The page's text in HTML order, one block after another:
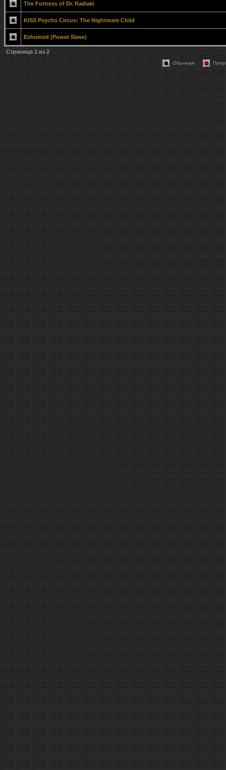
The Fortress of Dr. Radiaki
KISS Psycho Circus: The Nightmare Child
Exhumed (Power Slave)
Страница 1 из 2
Обычная